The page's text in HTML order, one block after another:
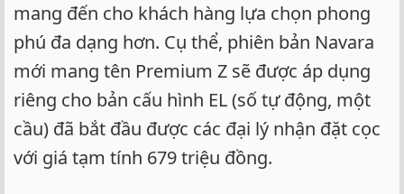
mang đến cho khách hàng lựa chọn phong
phú đa dạng hơn. Cụ thể, phiên bản Navara
mới mang tên Premium Z sẽ được áp dụng
riêng cho bản cấu hình EL (số tự động, một
cầu) đã bắt đầu được các đại lý nhận đặt cọc
với giá tạm tính 679 triệu đồng.